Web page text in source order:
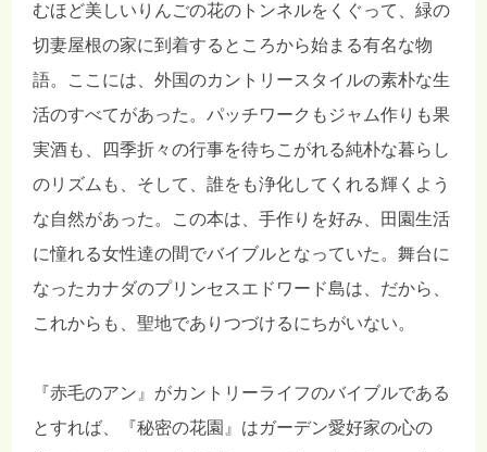
むほど美しいりんごの花のトンネルをくぐって、緑の
切妻屋根の家に到着するところから始まる有名な物
語。ここには、外国のカントリースタイルの素朴な生
活のすべてがあった。パッチワークもジャム作りも果
実酒も、四季折々の行事を待ちこがれる純朴な暮らし
のリズムも、そして、誰をも浄化してくれる輝くよう
な自然があった。この本は、手作りを好み、田園生活
に憧れる女性達の間でバイブルとなっていた。舞台に
なったカナダのプリンセスエドワード島は、だから、
これからも、聖地でありつづけるにちがいない。
『赤毛のアン』がカントリーライフのバイブルである
とすれば、『秘密の花園』はガーデン愛好家の心の